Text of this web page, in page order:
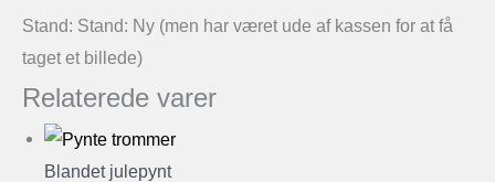
Stand: Stand: Ny (men har været ude af kassen for at få
taget et billede)
Relaterede varer
Blandet julepynt